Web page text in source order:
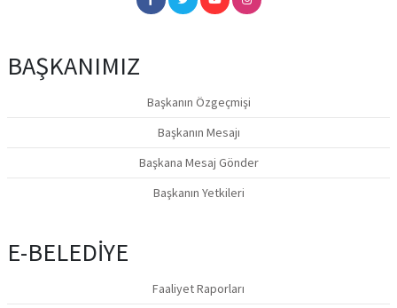
BAŞKANIMIZ
Başkanın Özgeçmişi
Başkanın Mesajı
Başkana Mesaj Gönder
Başkanın Yetkileri
E-BELEDİYE
Faaliyet Raporları